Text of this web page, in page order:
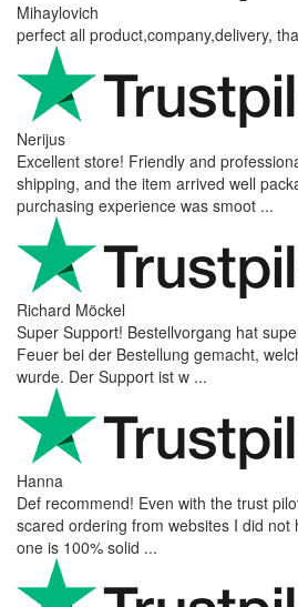
Mihaylovich
perfect all product,company,delivery,
Nerijus
Excellent store! Friendly and
shipping, and the item arrived well
purchasing experience was smoot ...
Richard Möckel
Super Support! Bestellvorgang hat
Feuer bei der Bestellung gemacht,
wurde. Der Support ist w ...
Hanna
Def recommend! Even with the trust
scared ordering from websites I did
one is 100% solid ...